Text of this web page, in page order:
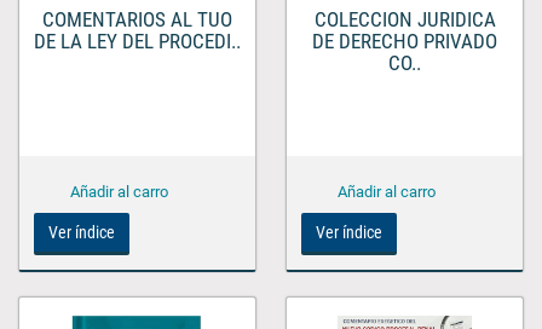
COMENTARIOS AL TUO
DE LA LEY DEL PROCEDI..
Ver índice
COLECCION JURIDICA
DE DERECHO PRIVADO
CO..
Ver índice